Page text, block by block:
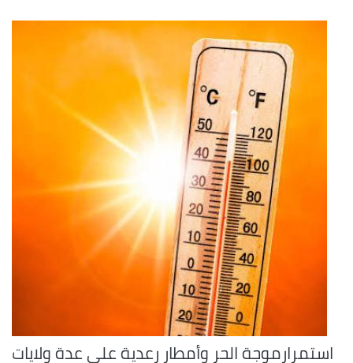
استمرارموجة الحر وأمطار رعدية على عدة ولايات